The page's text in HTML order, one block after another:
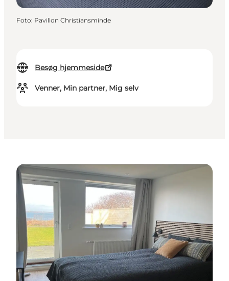
Besøg hjemmeside
Venner, Min partner, Mig selv
Foto: Pavillon Christiansminde